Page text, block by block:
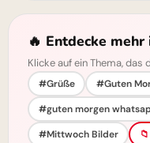
🔥 Entdecke
Klicke auf ein Thema,
#Grüße
#Guten
#guten morgen
#Mittwoch Bilder